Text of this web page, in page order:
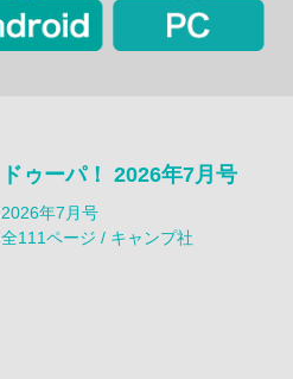
ドゥーパ！ 2026年7月号
2026年7月号
全111ページ / キャンプ社